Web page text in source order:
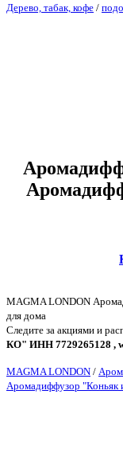
Дерево, табак, кофе /
MAGMA LONDON
для дома
Следите за акциями и
КО" ИНН 7729265128 ,
MAGMA LONDON /
Аромадиффузор "Коньяк